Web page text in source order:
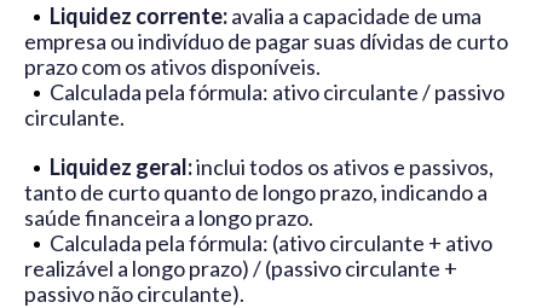
Liquidez corrente:avalia a capacidade de uma
empresa ou indivíduo de pagar suas dívidas de curto
prazo com os ativos disponíveis.
Calculada pela fórmula: ativo circulante / passivo
circulante.
Liquidez geral:inclui todos os ativos e passivos,
tanto de curto quanto de longo prazo, indicando a
saúde financeira a longo prazo.
Calculada pela fórmula: (ativo circulante + ativo
realizável a longo prazo) / (passivo circulante +
passivo não circulante).